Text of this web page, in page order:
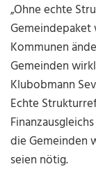
„Ohne echte
Gemeindepaket
Kommunen
Gemeinden
Klubobmann
Echte
die Gemeinden
seien nötig.